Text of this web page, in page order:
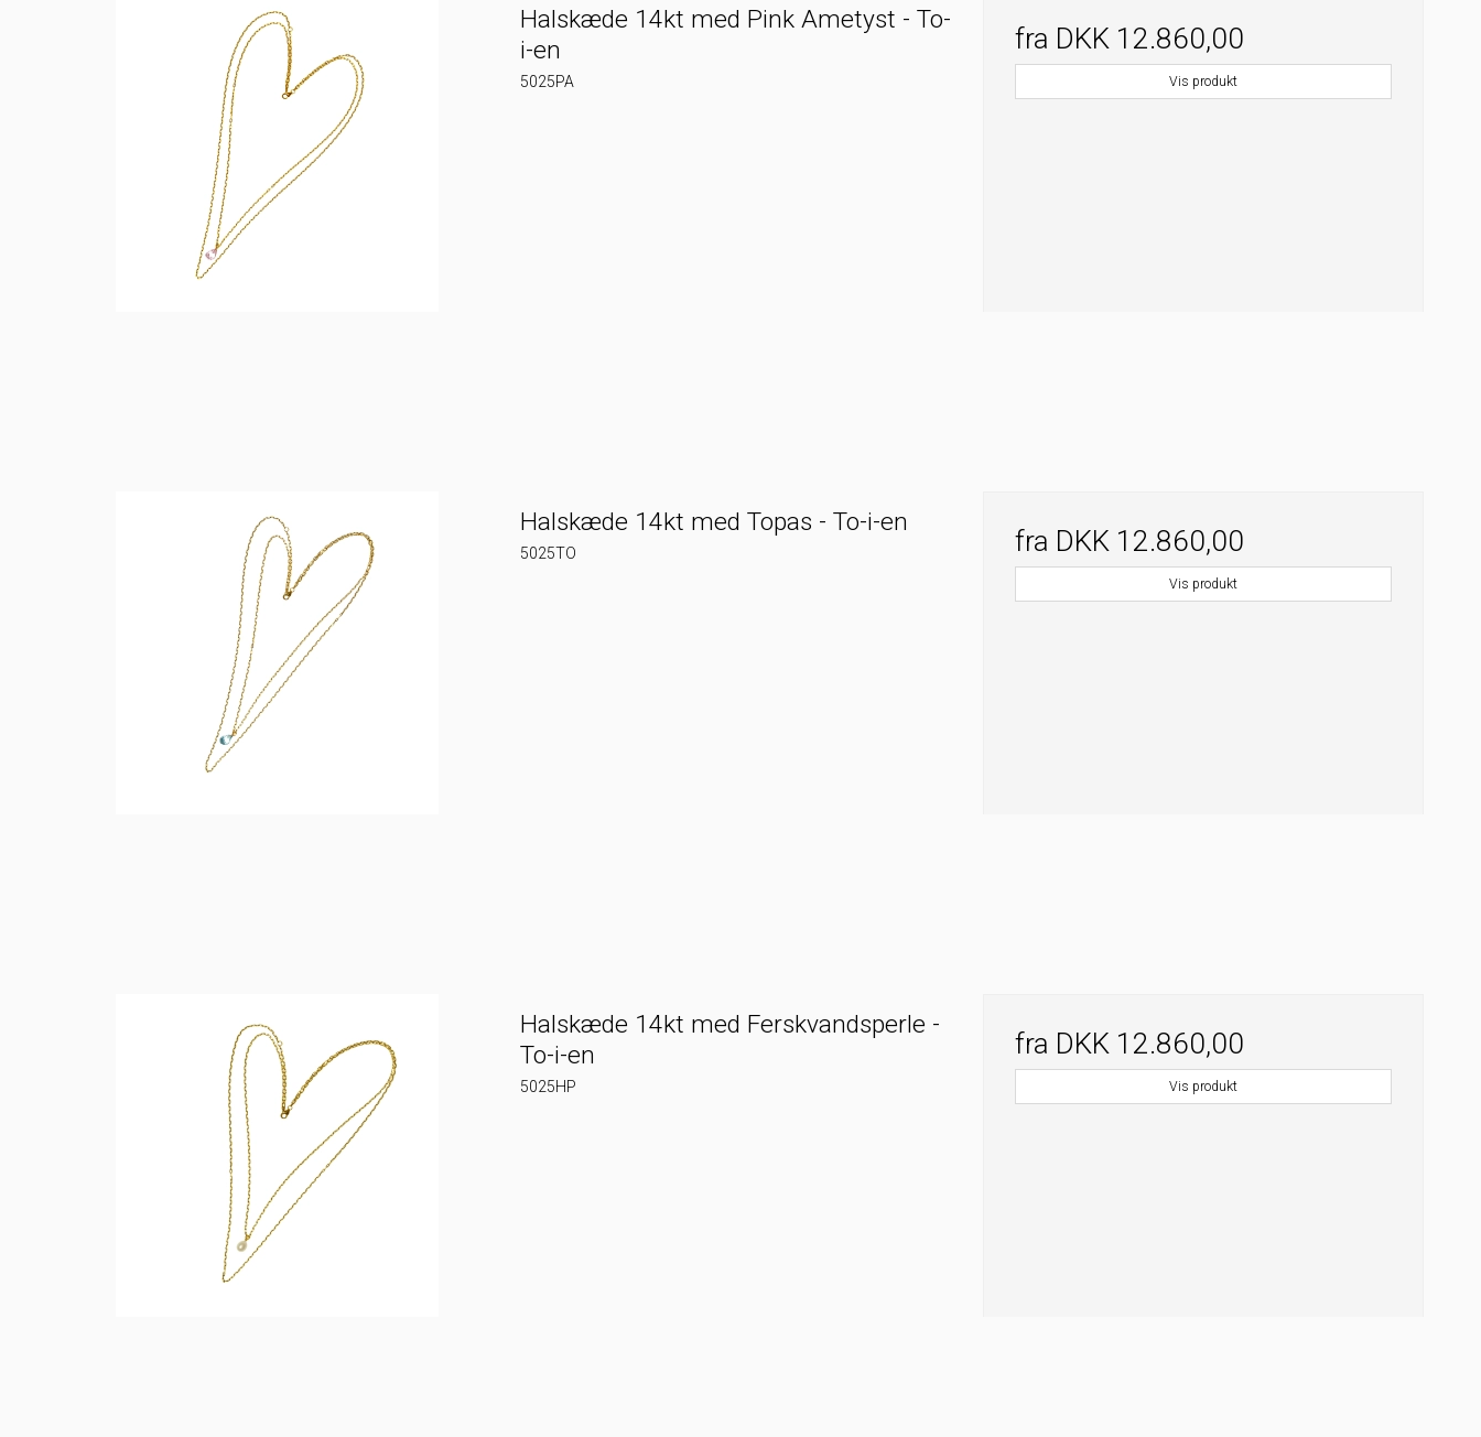
Halskæde 14kt med Pink Ametyst - To-
i-en
5025PA
fra DKK 12.860,00
Vis produkt
Halskæde 14kt med Topas - To-i-en
5025TO fra DKK 12.860,00
Vis produkt
Halskæde 14kt med Ferskvandsperle -
To-i-en
5025HP
fra DKK 12.860,00
Vis produkt